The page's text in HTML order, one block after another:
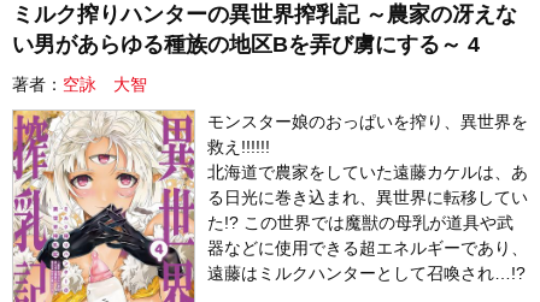
ミルク搾りハンターの異世界搾乳記 ～農家の冴えな
い男があらゆる種族の地区Bを弄び虜にする～ 4
著者： 空詠 大智
モンスター娘のおっぱいを搾り、異世界を
救え!!!!!!
北海道で農家をしていた遠藤カケルは、あ
る日光に巻き込まれ、異世界に転移してい
た!? この世界では魔獣の母乳が道具や武
器などに使用できる超エネルギーであり、
遠藤はミルクハンターとして召喚され…!?